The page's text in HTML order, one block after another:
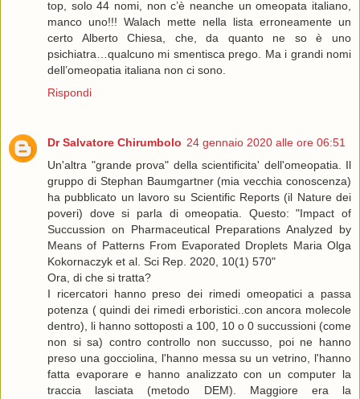
top, solo 44 nomi, non c’è neanche un omeopata italiano,
manco uno!!! Walach mette nella lista erroneamente un
certo Alberto Chiesa, che, da quanto ne so è uno
psichiatra…qualcuno mi smentisca prego. Ma i grandi nomi
dell’omeopatia italiana non ci sono.
Rispondi
Dr Salvatore Chirumbolo 24 gennaio 2020 alle ore 06:51
Un'altra "grande prova" della scientificita' dell'omeopatia. Il
gruppo di Stephan Baumgartner (mia vecchia conoscenza)
ha pubblicato un lavoro su Scientific Reports (il Nature dei
poveri) dove si parla di omeopatia. Questo: "Impact of
Succussion on Pharmaceutical Preparations Analyzed by
Means of Patterns From Evaporated Droplets Maria Olga
Kokornaczyk et al. Sci Rep. 2020, 10(1) 570"
Ora, di che si tratta?
I ricercatori hanno preso dei rimedi omeopatici a passa
potenza ( quindi dei rimedi erboristici..con ancora molecole
dentro), li hanno sottoposti a 100, 10 o 0 succussioni (come
non si sa) contro controllo non succusso, poi ne hanno
preso una gocciolina, l'hanno messa su un vetrino, l'hanno
fatta evaporare e hanno analizzato con un computer la
traccia lasciata (metodo DEM). Maggiore era la